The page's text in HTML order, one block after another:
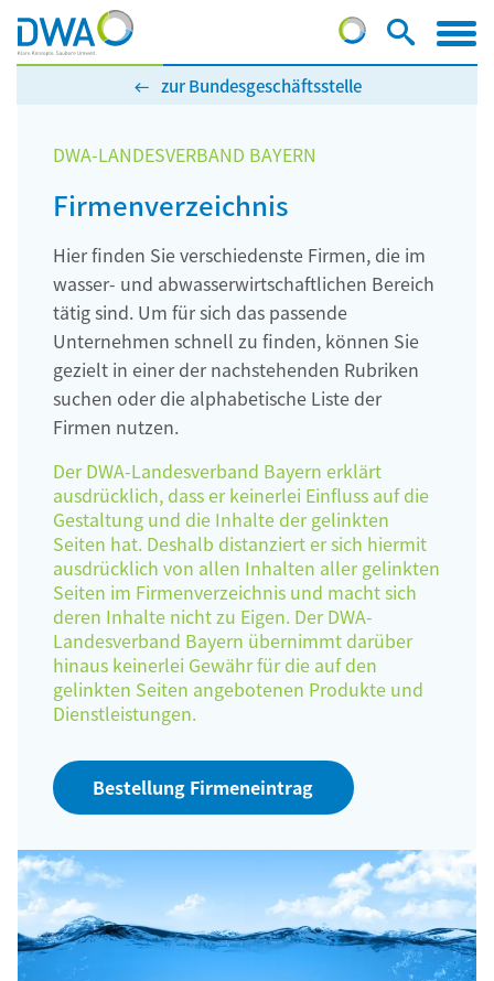
zur Bundesgeschäftsstelle
DWA-LANDESVERBAND BAYERN
Firmenverzeichnis
Hier finden Sie verschiedenste Firmen, die im
wasser- und abwasserwirtschaftlichen Bereich
tätig sind. Um für sich das passende
Unternehmen schnell zu finden, können Sie
gezielt in einer der nachstehenden Rubriken
suchen oder die alphabetische Liste der
Firmen nutzen.
Der DWA-Landesverband Bayern erklärt
ausdrücklich, dass er keinerlei Einfluss auf die
Gestaltung und die Inhalte der gelinkten
Seiten hat. Deshalb distanziert er sich hiermit
ausdrücklich von allen Inhalten aller gelinkten
Seiten im Firmenverzeichnis und macht sich
deren Inhalte nicht zu Eigen. Der DWA-
Landesverband Bayern übernimmt darüber
hinaus keinerlei Gewähr für die auf den
gelinkten Seiten angebotenen Produkte und
Dienstleistungen.
Bestellung Firmeneintrag